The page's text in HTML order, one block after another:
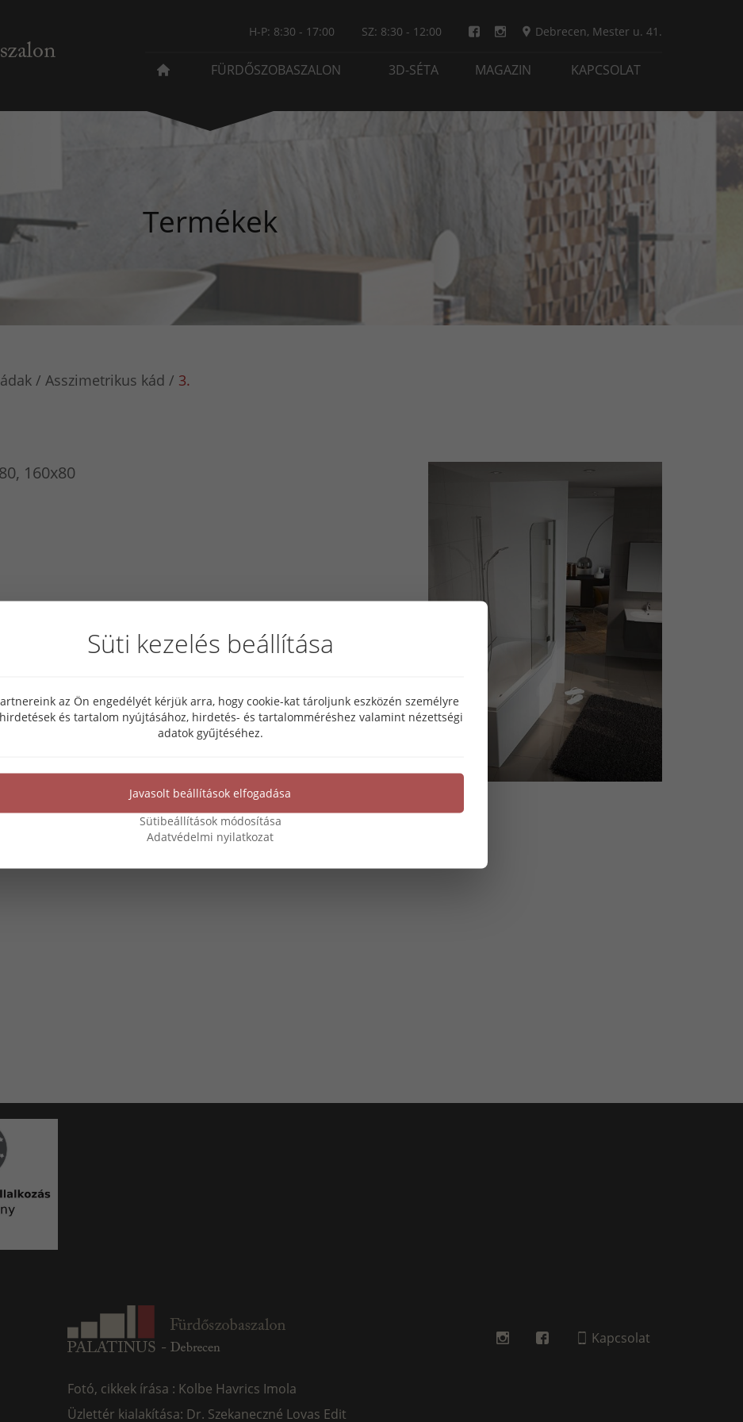
H-P: 8:30 - 17:00 SZ: 8:30 - 12:00 Debrecen, Mester u. 41.
FÜRDŐSZOBASZALON 3D-SÉTA MAGAZIN KAPCSOLAT
Termékek
Asszimetrikus kád 3.
160x80
Fotó, cikkek írása : Kolbe Havrics Imola
Üzlettér kialakítása: Dr. Szekaneczné Lovas Edit
Kapcsolat
Süti kezelés beállítása
az Ön engedélyét kérjük arra, hogy cookie-kat tároljunk eszközén személyre
és tartalom nyújtásához, hirdetés- és tartalomméréshez valamint nézettségi
adatok gyűjtéséhez.
Javasolt beállítások elfogadása
Sütibeállítások módosítása
Adatvédelmi nyilatkozat